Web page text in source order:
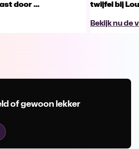
door ...
twijfel bij
Bekijk nu de
of gewoon lekker